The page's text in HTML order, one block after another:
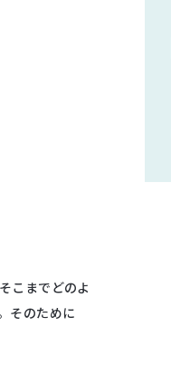
こまでどのよ
そのために